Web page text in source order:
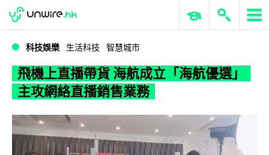
WWDC 2026 ERP 與商業 AI
科技娛樂 生活科技 智慧城市
飛機上直播帶貨 海航成立「海航優選」
主攻網絡直播銷售業務